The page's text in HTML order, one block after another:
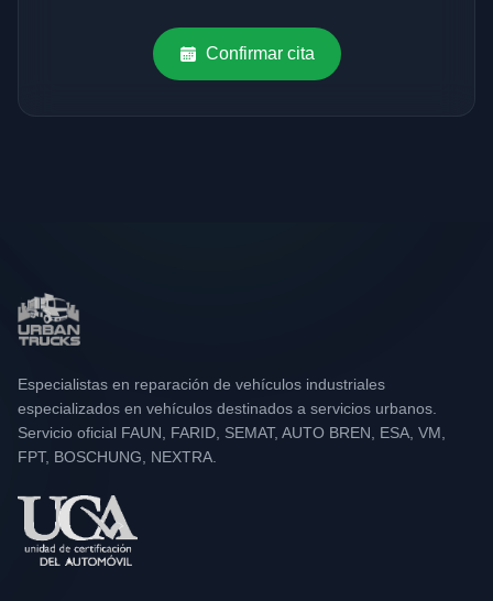
Confirmar cita
Especialistas en reparación de vehículos industriales
especializados en vehículos destinados a servicios urbanos.
Servicio oficial FAUN, FARID, SEMAT, AUTO BREN, ESA, VM,
FPT, BOSCHUNG, NEXTRA.